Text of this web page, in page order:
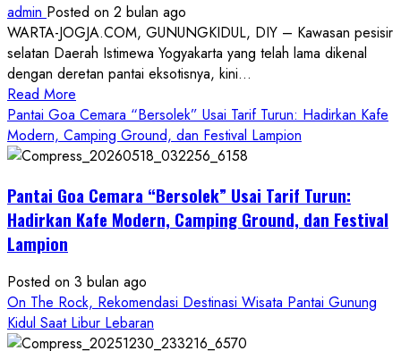
admin Posted on 2 bulan ago
WARTA-JOGJA.COM, GUNUNGKIDUL, DIY – Kawasan pesisir
selatan Daerah Istimewa Yogyakarta yang telah lama dikenal
dengan deretan pantai eksotisnya, kini...
Read More
more
about
ON
ROCK
Gunungkidul
Baru,
Padukan
Keindahan
Alam
Pantai Goa Cemara “Bersolek” Usai Tarif Turun: Hadirkan Kafe
Modern, Camping Ground, dan Festival Lampion
Pantai Goa Cemara “Bersolek” Usai Tarif Turun:
Hadirkan Kafe Modern, Camping Ground, dan Festival
Lampion
Posted on 3 bulan ago
On The Rock, Rekomendasi Destinasi Wisata Pantai Gunung
Kidul Saat Libur Lebaran